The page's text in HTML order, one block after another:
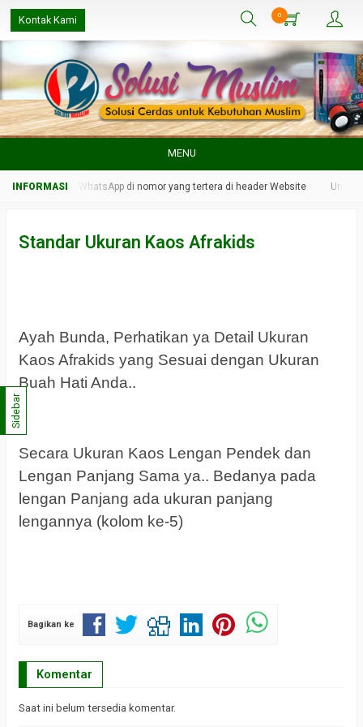
Kontak Kami 0
MENU
kami melalui WhatsApp di nomor yang tertera di header Website Untuk
Standar Ukuran Kaos Afrakids
Ayah Bunda, Perhatikan ya Detail Ukuran
Kaos Afrakids yang Sesuai dengan Ukuran
Buah Hati Anda..
Secara Ukuran Kaos Lengan Pendek dan
Lengan Panjang Sama ya.. Bedanya pada
lengan Panjang ada ukuran panjang
lengannya (kolom ke-5)
Bagikan ke
Komentar
Saat ini belum tersedia komentar.
Sidebar